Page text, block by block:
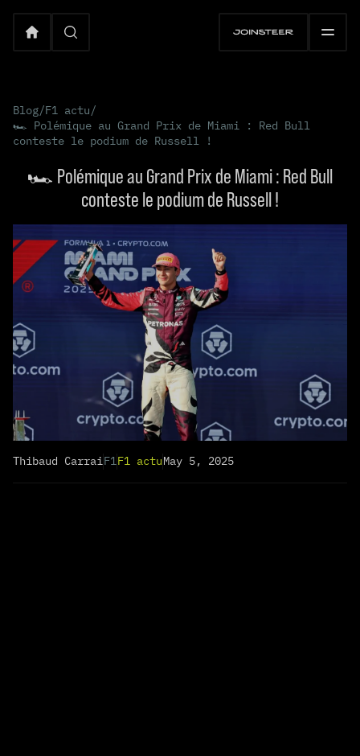
Blog/F1 actu/
🏎️ Polémique au Grand Prix de Miami : Red Bull
conteste le podium de Russell !
🏎️ Polémique au Grand Prix de Miami : Red Bull
conteste le podium de Russell !
Thibaud CarraiF1F1 actuMay 5, 2025